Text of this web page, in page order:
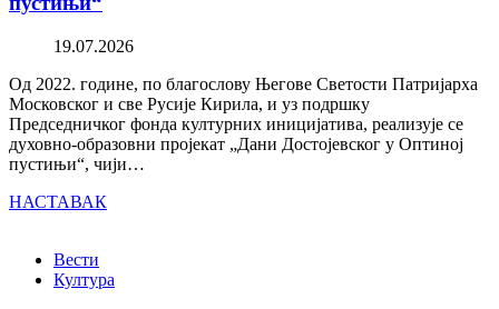
19.07.2026
Од 2022. године, по благослову Његове Светости Патријарха
Московског и све Русије Кирила, и уз подршку
Председничког фонда културних иницијатива, реализује се
духовно-образовни пројекат „Дани Достојевског у Оптиној
пустињи“, чији…
НАСТАВАК
Вести
Култура